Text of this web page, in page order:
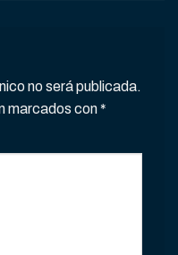
no será publicada.
marcados con*